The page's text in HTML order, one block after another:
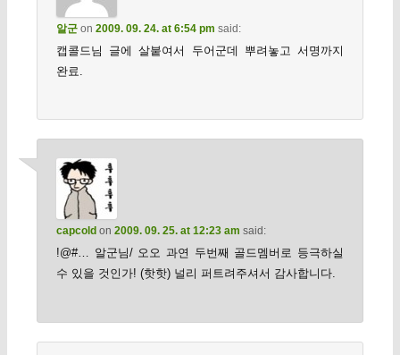
알군on 2009. 09. 24. at 6:54 pm said:
캡콜드님 글에 살붙여서 두어군데 뿌려놓고 서명까지
완료.
capcold on 2009. 09. 25. at 12:23 am said:
!@#… 알군님/ 오오 과연 두번째 골드멤버로 등극하실
수 있을 것인가! (핫핫) 널리 퍼트려주셔서 감사합니다.